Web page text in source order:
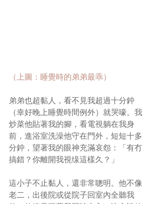
（上圖：睡覺時的弟弟最乖）
弟弟也超黏人，看不見我超過十分鈡
（幸好晚上睡覺時間例外）就哭嚎。我
炒菜他貼著我的腳，看電視躺在我身
前，進浴室洗澡他守在門外，短短十多
分鈡，望著我的眼神充滿哀怨：「有冇
搞錯？你離開我視缐這樣久？」
這小子不止黏人，還非常聰明。他不像
老二，出後院或從院子回室內全聽我